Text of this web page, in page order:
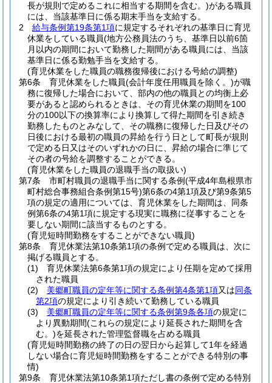
長が規則で定めるこれに相当する期間を含む。)がある職員
には、当該基準日に係る期末手当を支給する。
2
給与条例第19条第1項に規定するそれぞれの基準日に育児
休業をしている職員(地方公務員法のうち、基準日以前6箇
月以内の期間において勤務した期間がある職員には、当該
基準日に係る勤勉手当を支給する。
(育児休業をした職員の職務復帰後における号給の調整)
第6条
育児休業をした職員(会計年度任用職員を除く。)が職
務に復帰した場合において、部内の他の職員との均衡上必
要があると認められるときは、その育児休業の期間を100
分の100以下の換算率により換算して得た期間を引き続き
勤務したものとみなして、その職務に復帰した日及びその
日後における最初の職員の昇給を行う日として町長が規則
で定める日又はそのいずれかの日に、昇給の場合に準じて
その者の号給を調整することができる。
(育児休業をした職員の退職手当の取扱い)
第7条
市町村職員の退職手当に関する条例(平成4年島根県市
町村総合事務組合条例第15号)第6条の4第1項及び第9条第5
項の規定の適用については、育児休業をした期間は、同条
例第6条の4第1項に規定する現実に職務に従事することを
要しない期間に該当するものとする。
(育児短時間勤務をすることができない職員)
第8条
育児休業法第10条第1項の条例で定める職員は、次に
掲げる職員とする。
(1)
育児休業法第6条第1項の規定により任期を定めて採用
された職員
(2)
美郷町職員の定年等に関する条例第4条第1項又は同条
第2項の規定により引き続いて勤務している職員
(3)
美郷町職員の定年等に関する条例第9条各項の規定に
より異動期間(これらの規定により延長された期間を含
む。)を延長された管理監督職を占める職員
(育児短時間勤務の終了の日の翌日から起算して1年を経過
しない場合に育児短時間勤務をすることができる特別の事
情)
第9条
育児休業法第10条第1項ただし書の条例で定める特別